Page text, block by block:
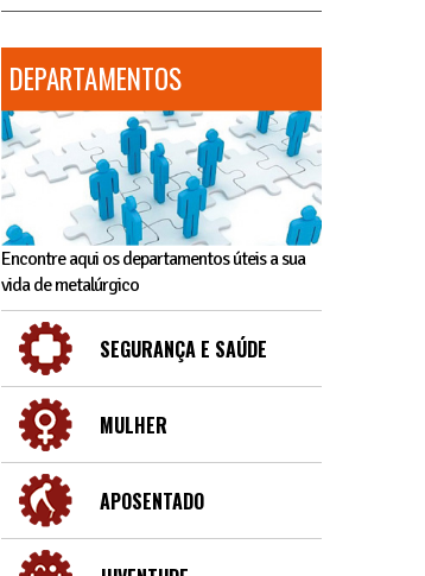
DEPARTAMENTOS
Encontre aqui os departamentos úteis a sua
vida de metalúrgico
SEGURANÇA E SAÚDE
MULHER
APOSENTADO